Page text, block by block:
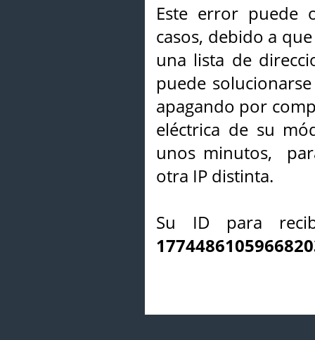
Este error puede
casos, debido a
una lista de
puede
apagando por
eléctrica de su
unos minutos,
otra IP distinta.
Su ID para